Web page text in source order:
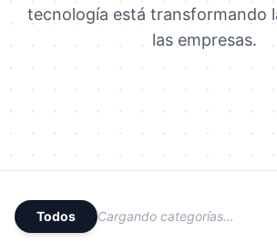
tecnología está transformando
las empresas.
Todos Cargando categorías…